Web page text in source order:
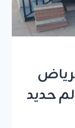
سلالم حديد